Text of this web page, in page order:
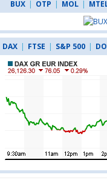
BUX | OTP | MOL |
DAX | FTSE | S&P 500 |